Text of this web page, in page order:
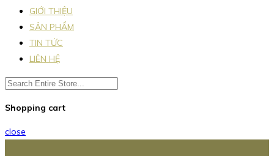
GIỚI THIỆU
SẢN PHẨM
TIN TỨC
LIÊN HỆ
Shopping cart
close